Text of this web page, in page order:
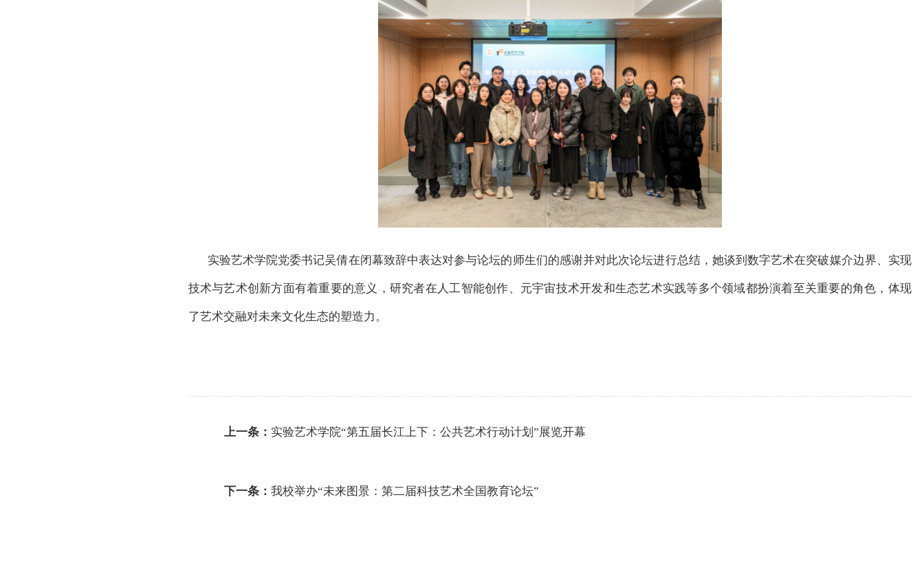
实验艺术学院党委书记吴倩在闭幕致辞中表达对参与论坛的师生们的感谢并对此次论坛进行总结，她谈到数字艺术在突破媒介边界、实现
技术与艺术创新方面有着重要的意义，研究者在人工智能创作、元宇宙技术开发和生态艺术实践等多个领域都扮演着至关重要的角色，体现
了艺术交融对未来文化生态的塑造力。
上一条： 实验艺术学院“第五届长江上下：公共艺术行动计划”展览开幕
下一条： 我校举办“未来图景：第二届科技艺术全国教育论坛”